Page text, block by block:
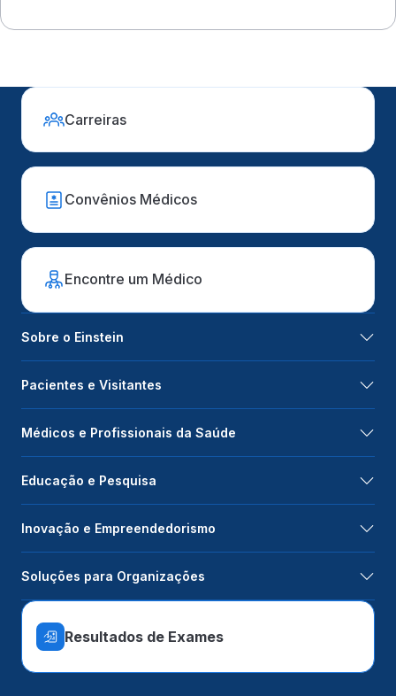
Carreiras
Convênios Médicos
Encontre um Médico
Sobre o Einstein
Pacientes e Visitantes
Médicos e Profissionais da Saúde
Educação e Pesquisa
Inovação e Empreendedorismo
Soluções para Organizações
Resultados de Exames